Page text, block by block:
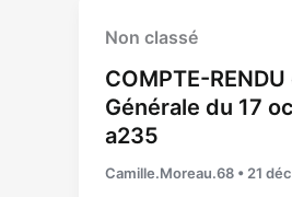
Non classé
COMPTE-
Générale du 17
a235
Camille.Moreau.68 •21